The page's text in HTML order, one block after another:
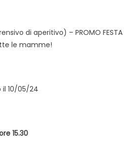
di aperitivo) – PROMO FESTA
le mamme!
10/05/24
15.30